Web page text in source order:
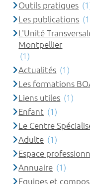
Outils pratiques
Les publications
L'Unité
Montpellier
(1)
Actualités (1)
Les formations
Liens utiles (1)
Enfant (1)
Le Centre
Adulte (1)
Espace
Annuaire (1)
Equipes et